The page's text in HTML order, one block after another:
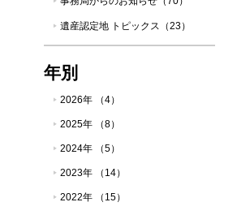
遺産認定地 トピックス（23）
年別
2026年 （4）
2025年 （8）
2024年 （5）
2023年 （14）
2022年 （15）